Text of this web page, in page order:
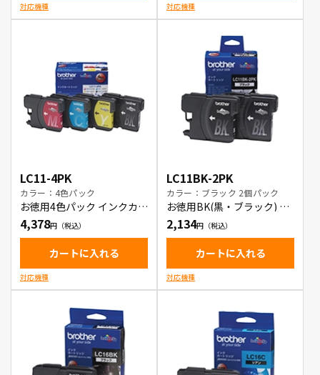
対応機種 対応機種
LC11-4PK
カラー：4色パック
お徳用4色パック インクカー
トリッジ
4,378
カートに入れる
対応機種
LC11BK-2PK
カラー：ブラック 2個パック
お徳用BK(黒・ブラック) 2
本パック インクカートリッ
ジ
2,134
カートに入れる
対応機種